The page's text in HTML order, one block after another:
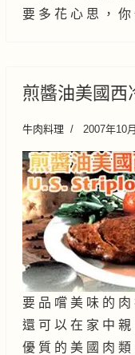
要 多 花 心 思 ，
煎醬油美國西
牛肉料理 2007年10
要 品 嚐 美 味 的
還 可 以 在 家 中 親
優 質 的 美 國 肉